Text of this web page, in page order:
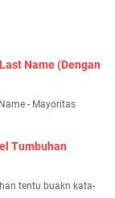
Name (Dengan
- Mayoritas
Tumbuhan
tentu buakn kata-